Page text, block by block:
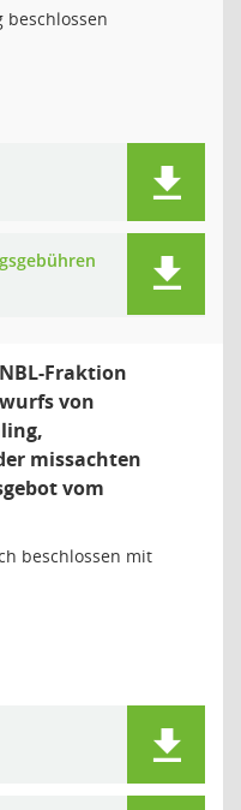
Fraktion
von
missachten
vom
beschlossen mit